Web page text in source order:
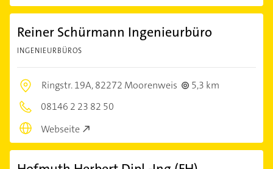
Reiner Schürmann Ingenieurbüro
INGENIEURBÜROS
Ringstr. 19A,82272 Moorenweis
5,3 km
08146 2 23 82 50
Webseite